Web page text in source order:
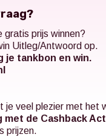
gratis prijs winnen?
Uitleg/Antwoord op.
je tankbon en win.
je veel plezier met het
de Cashback
prijzen.